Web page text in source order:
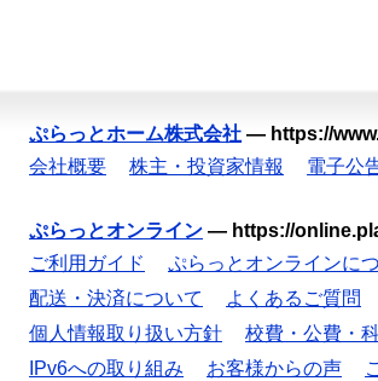
ぷらっとホーム株式会社 — https://
会社概要
株主・投資家情報 電子公
ぷらっとオンライン — https://
ご利用ガイド
ぷらっとオンラインに
配送・決済について
よくあるご質問
個人情報取り扱い方針
校費・公費・
IPv6への取り組み
お客様からの声